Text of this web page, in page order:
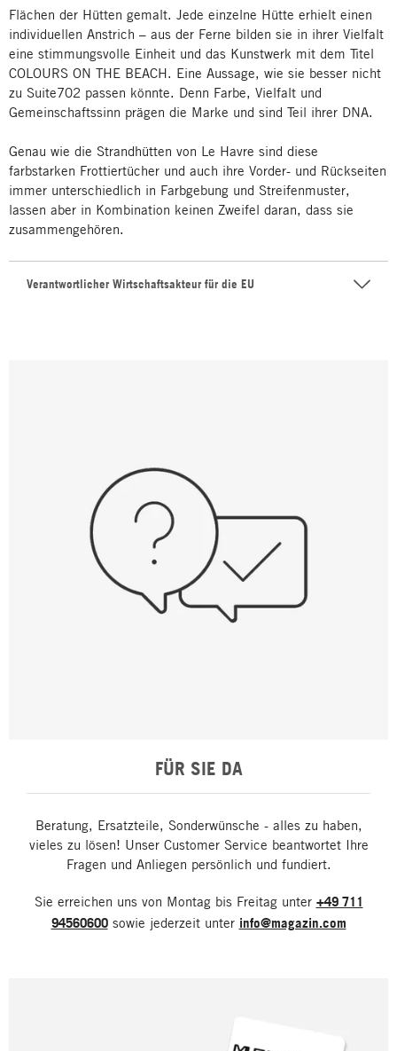
Flächen der Hütten gemalt. Jede einzelne Hütte erhielt einen
individuellen Anstrich – aus der Ferne bilden sie in ihrer Vielfalt
eine stimmungsvolle Einheit und das Kunstwerk mit dem Titel
COLOURS ON THE BEACH. Eine Aussage, wie sie besser nicht
zu Suite702 passen könnte. Denn Farbe, Vielfalt und
Gemeinschaftssinn prägen die Marke und sind Teil ihrer DNA.
Genau wie die Strandhütten von Le Havre sind diese
farbstarken Frottiertücher und auch ihre Vorder- und Rückseiten
immer unterschiedlich in Farbgebung und Streifenmuster,
lassen aber in Kombination keinen Zweifel daran, dass sie
zusammengehören.
Verantwortlicher Wirtschaftsakteur für die EU
FÜR SIE DA
Beratung, Ersatzteile, Sonderwünsche - alles zu haben,
vieles zu lösen! Unser Customer Service beantwortet Ihre
Fragen und Anliegen persönlich und fundiert.
Sie erreichen uns von Montag bis Freitag unter +49 711
94560600sowie jederzeit unter info@magazin.com